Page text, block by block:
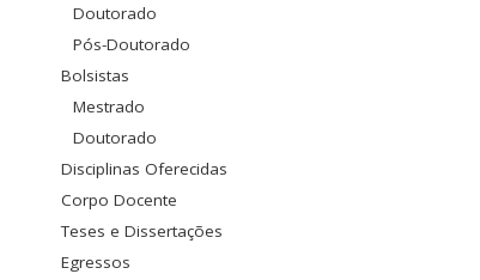
Doutorado
Pós-Doutorado
Bolsistas
Mestrado
Doutorado
Disciplinas Oferecidas
Corpo Docente
Teses e Dissertações
Egressos